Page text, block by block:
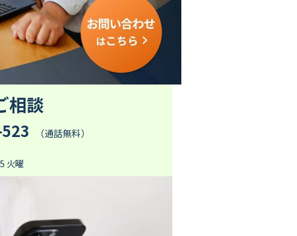
相談
（通話無料）
火曜